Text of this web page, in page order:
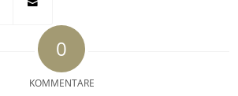
0
KOMMENTARE